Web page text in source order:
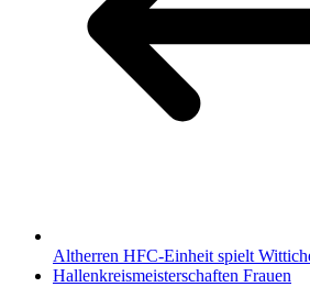
Altherren HFC-Einheit spielt
Hallenkreismeisterschaften Frauen